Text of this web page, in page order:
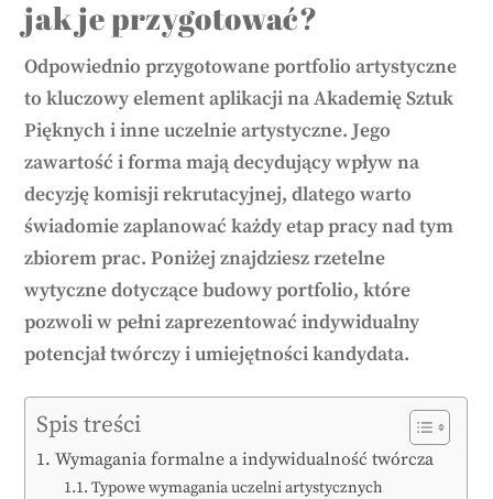
jak je przygotować?
Odpowiednio przygotowane portfolio artystyczne
to kluczowy element aplikacji na Akademię Sztuk
Pięknych i inne uczelnie artystyczne. Jego
zawartość i forma mają decydujący wpływ na
decyzję komisji rekrutacyjnej, dlatego warto
świadomie zaplanować każdy etap pracy nad tym
zbiorem prac. Poniżej znajdziesz rzetelne
wytyczne dotyczące budowy portfolio, które
pozwoli w pełni zaprezentować indywidualny
potencjał twórczy i umiejętności kandydata.
Spis treści
Wymagania formalne a indywidualność twórcza
Typowe wymagania uczelni artystycznych